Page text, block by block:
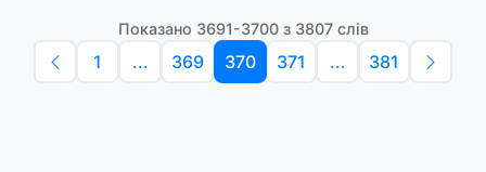
Показано 3691-3700 з 3807 слів
1 ... 369 370 371 ... 381